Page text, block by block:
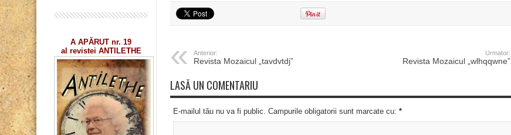
Anterior:
Revista Mozaicul „tavdvtdj”
Urmator:
Revista Mozaicul „wlhqqwne”
LASĂ UN COMENTARIU
E-mailul tău nu va fi public. Campurile obligatorii sunt marcate cu: *
A APĂRUT nr. 19
al revistei ANTILETHE